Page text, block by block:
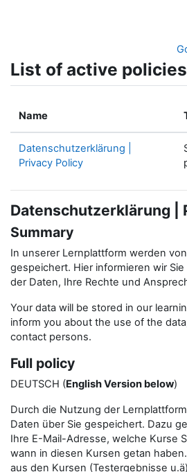
List of active policies
Name
Datenschutzerklärung |
Privacy Policy
Datenschutzerklärung |
Summary
In unserer Lernplattform werden
gespeichert. Hier informieren wir
der Daten, Ihre Rechte und
Your data will be stored in our
inform you about the use of the
contact persons.
Full policy
DEUTSCH (English Version below)
Durch die Nutzung der
Daten über Sie gespeichert. Dazu
Ihre E-Mail-Adresse, welche Kurse
wann in diesen Kursen getan
aus den Kursen (Testergebnisse